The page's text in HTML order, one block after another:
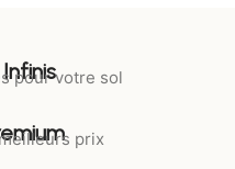
pour votre sol
prix